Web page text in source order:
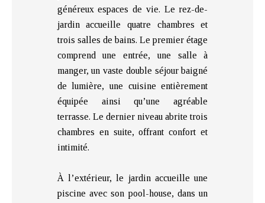
généreux espaces de vie. Le rez-de-
jardin accueille quatre chambres et
trois salles de bains. Le premier étage
comprend une entrée, une salle à
manger, un vaste double séjour baigné
de lumière, une cuisine entièrement
équipée ainsi qu’une agréable
terrasse. Le dernier niveau abrite trois
chambres en suite, offrant confort et
intimité.
À l’extérieur, le jardin accueille une
piscine avec son pool-house, dans un